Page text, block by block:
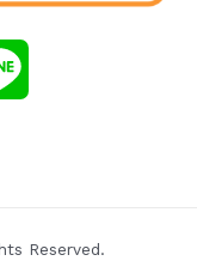
e
Reserved.